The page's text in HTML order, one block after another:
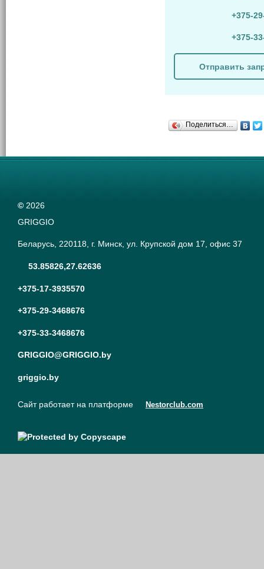
+375-
+375-
Отправить
Поделиться…
© 2026
GRIGGIO
Беларусь, 220118, г. Минск, ул. Крупской дом 17, офис 37
53.85826,27.62636
+375-17-3935570
+375-29-3468676
+375-33-3468676
GRIGGIO@GRIGGIO.by
griggio.by
Сайт работает на платформе Nestorclub.com